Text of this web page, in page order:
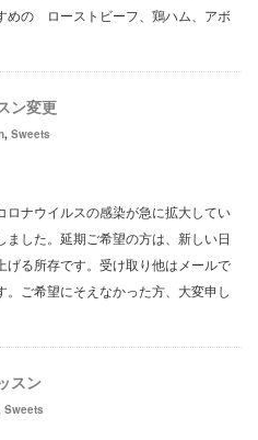
めの ローストビーフ、鶏ハム、アボ
ン変更
, Sweets
ナウイルスの感染が急に拡大してい
した。延期ご希望の方は、新しい日
る所存です。受け取り他はメールで
ご希望にそえなかった方、大変申し
スン
Sweets